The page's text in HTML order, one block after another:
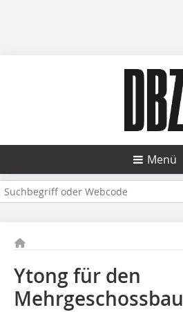
Menü
Ytong für den
Mehrgeschossbau